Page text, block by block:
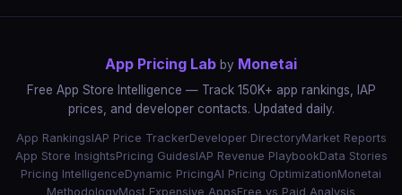
App Pricing Lab by Monetai
Free App Store Intelligence — Track 150K+ app rankings, IAP
prices, and developer contacts. Updated daily.
App RankingsIAP Price TrackerDeveloper DirectoryMarket Reports
App Store InsightsPricing GuidesIAP Revenue PlaybookData Stories
Pricing IntelligenceDynamic PricingAI Pricing OptimizationMonetai
MethodologyMost Expensive AppsFree vs Paid Analysis